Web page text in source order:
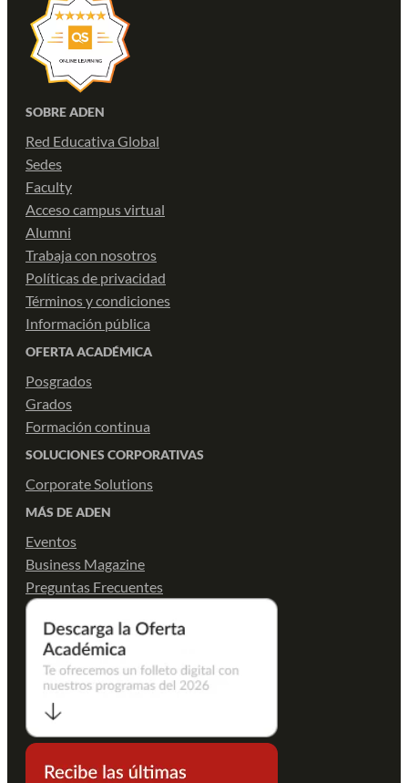
SOBRE ADEN
Red Educativa Global
Sedes
Faculty
Acceso campus virtual
Alumni
Trabaja con nosotros
Políticas de privacidad
Términos y condiciones
Información pública
OFERTA ACADÉMICA
Posgrados
Grados
Formación continua
SOLUCIONES CORPORATIVAS
Corporate Solutions
MÁS DE ADEN
Eventos
Business Magazine
Preguntas Frecuentes